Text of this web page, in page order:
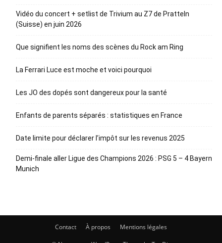
Vidéo du concert + setlist de Trivium au Z7 de Pratteln
(Suisse) en juin 2026
Que signifient les noms des scènes du Rock am Ring
La Ferrari Luce est moche et voici pourquoi
Les JO des dopés sont dangereux pour la santé
Enfants de parents séparés : statistiques en France
Date limite pour déclarer l’impôt sur les revenus 2025
Demi-finale aller Ligue des Champions 2026 : PSG 5 – 4 Bayern
Munich
Contact À propos Mentions légales